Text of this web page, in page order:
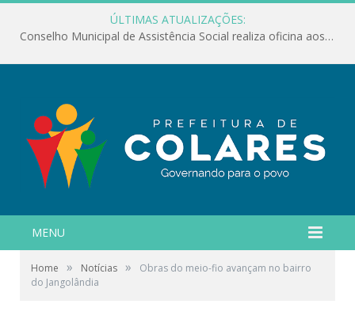
ÚLTIMAS ATUALIZAÇÕES:
Conselho Municipal de Assistência Social realiza oficina aos servidores
MENU
Home » Notícias »
Obras do meio-fio avançam no bairro
do Jangolândia